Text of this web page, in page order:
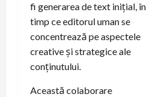
fi generarea de text inițial, în
timp ce editorul uman se
concentrează pe aspectele
creative și strategice ale
conținutului.
Această colaborare